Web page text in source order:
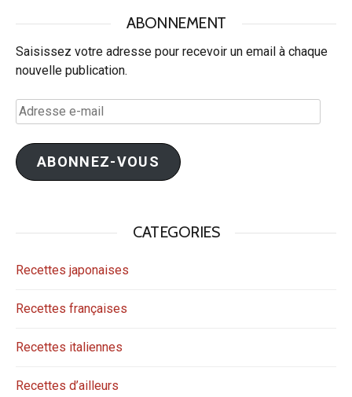
ABONNEMENT
Saisissez votre adresse pour recevoir un email à chaque
nouvelle publication.
Adresse
e-
mail
ABONNEZ-VOUS
CATEGORIES
Recettes japonaises
Recettes françaises
Recettes italiennes
Recettes d’ailleurs